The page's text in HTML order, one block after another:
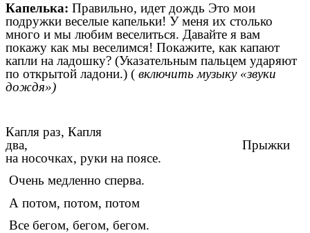
Капелька: Правильно, идет дождь Это мои
подружки веселые капельки! У меня их столько
много и мы любим веселиться. Давайте я вам
покажу как мы веселимся! Покажите, как капают
капли на ладошку? (Указательным пальцем ударяют
по открытой ладони.) ( включить музыку «звуки
дождя»)
Капля раз, Капля
два, Прыжки
на носочках, руки на поясе.
Очень медленно сперва.
А потом, потом, потом
Все бегом, бегом, бегом.